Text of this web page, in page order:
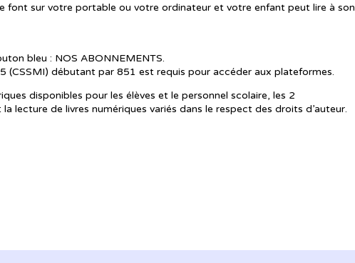
font sur votre portable ou votre ordinateur et votre enfant peut lire à son
bleu : NOS ABONNEMENTS.
(CSSMI) débutant par 851 est requis pour accéder aux plateformes.
disponibles pour les élèves et le personnel scolaire, les 2
lecture de livres numériques variés dans le respect des droits d’auteur.